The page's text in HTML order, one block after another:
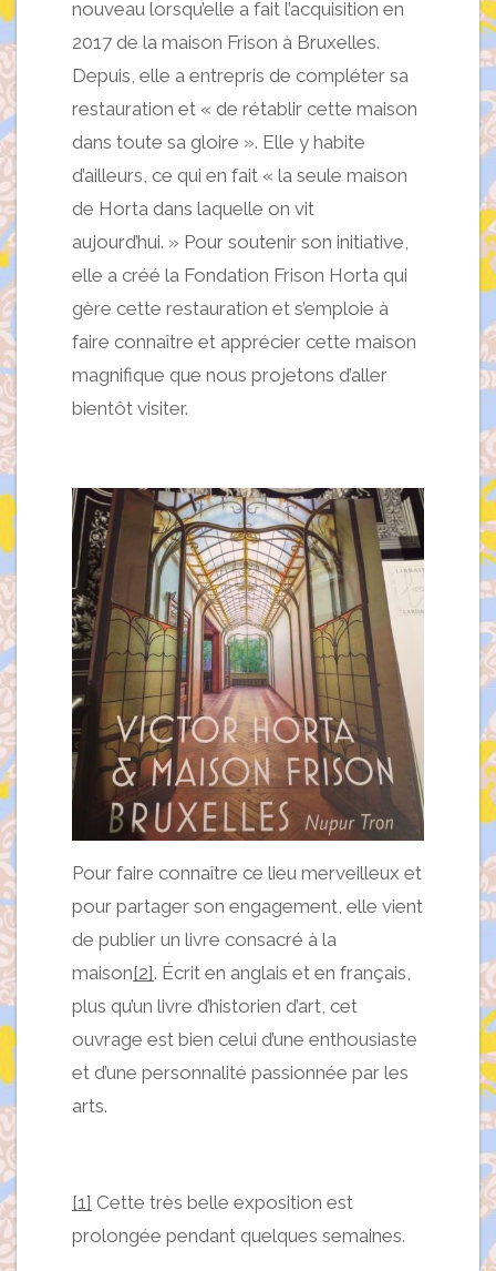
nouveau lorsqu’elle a fait l’acquisition en
2017 de la maison Frison à Bruxelles.
Depuis, elle a entrepris de compléter sa
restauration et « de rétablir cette maison
dans toute sa gloire ». Elle y habite
d’ailleurs, ce qui en fait « la seule maison
de Horta dans laquelle on vit
aujourd’hui. » Pour soutenir son initiative,
elle a créé la Fondation Frison Horta qui
gère cette restauration et s’emploie à
faire connaître et apprécier cette maison
magnifique que nous projetons d’aller
bientôt visiter.
Pour faire connaître ce lieu merveilleux et
pour partager son engagement, elle vient
de publier un livre consacré à la
maison[2]. Écrit en anglais et en français,
plus qu’un livre d’historien d’art, cet
ouvrage est bien celui d’une enthousiaste
et d’une personnalité passionnée par les
arts.
[1] Cette très belle exposition est
prolongée pendant quelques semaines.